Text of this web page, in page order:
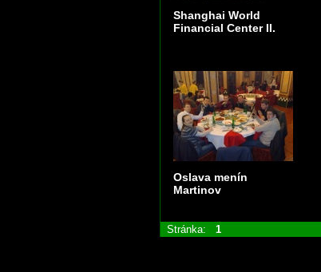
Shanghai World
Financial Center II.
Oslava menín
Martinov
Stránka: 1